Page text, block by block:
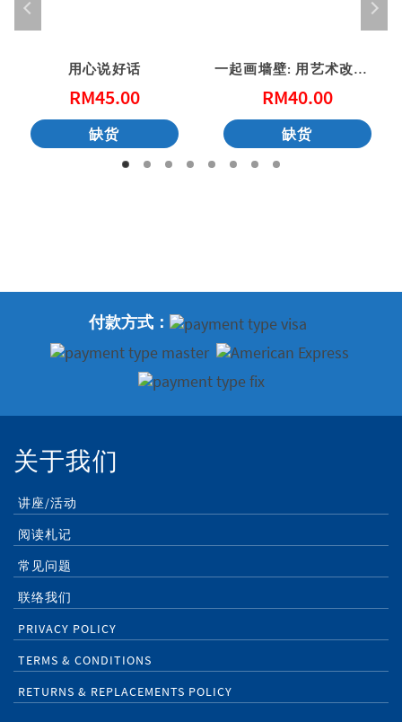
用心说好话
RM45.00
缺货
一起画墙壁: 用艺术改变社区 (港版)
RM40.00
缺货
付款方式：
关于我们
讲座/活动
阅读札记
常见问题
联络我们
PRIVACY POLICY
TERMS & CONDITIONS
RETURNS & REPLACEMENTS POLICY